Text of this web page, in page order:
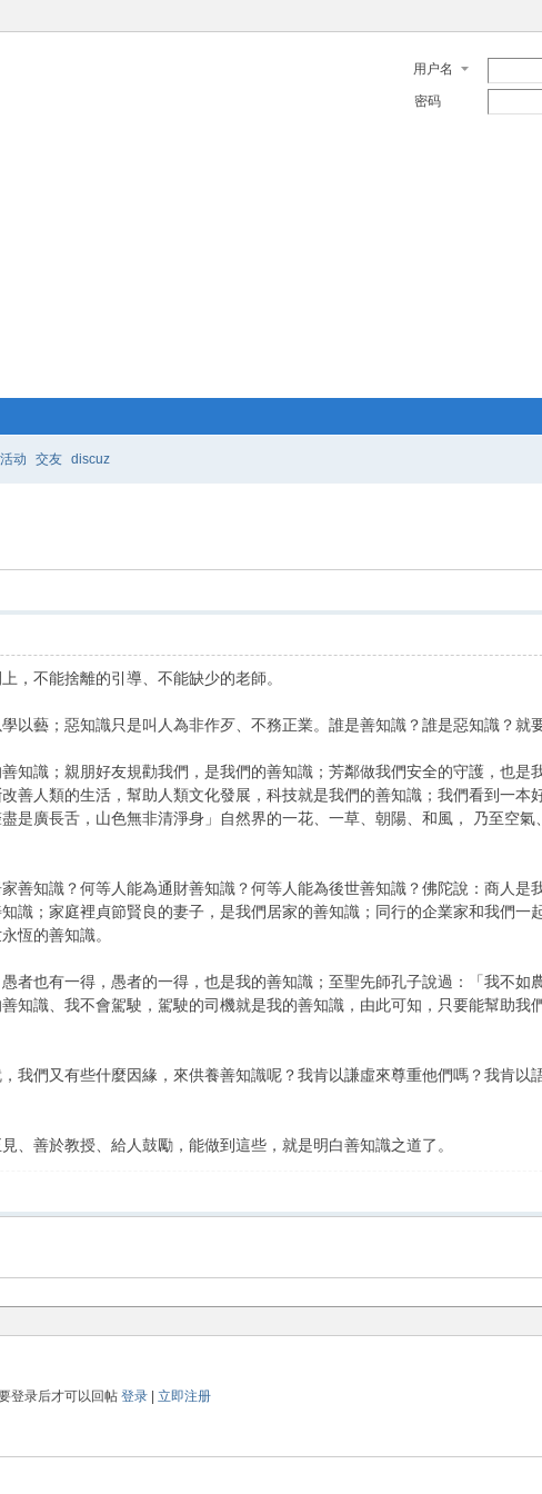
用户名
密码
活动 交友 discuz
，不能捨離的引導、不能缺少的老師。
藝；惡知識只是叫人為非作歹、不務正業。誰是善知識？誰是惡知識？就
識；親朋好友規勸我們，是我們的善知識；芳鄰做我們安全的守護，也是
善人類的生活，幫助人類文化發展，科技就是我們的善知識；我們看到一本
是廣長舌，山色無非清淨身」自然界的一花、一草、朝陽、和風， 乃至空氣
知識？何等人能為通財善知識？何等人能為後世善知識？佛陀說：商人是
識；家庭裡貞節賢良的妻子，是我們居家的善知識；同行的企業家和我們一
恆的善知識。
也有一得，愚者的一得，也是我的善知識；至聖先師孔子說過：「我不如
知識、我不會駕駛，駕駛的司機就是我的善知識，由此可知，只要能幫助我
們又有些什麼因緣，來供養善知識呢？我肯以謙虛來尊重他們嗎？我肯以
善於教授、給人鼓勵，能做到這些，就是明白善知識之道了。
登录后才可以回帖登录 |立即注册